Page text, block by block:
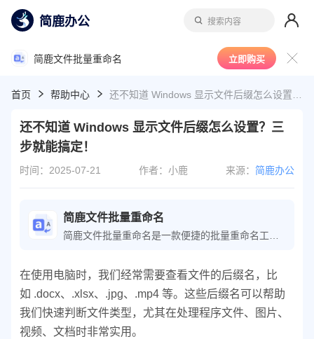
简鹿办公 搜索内容
简鹿文件批量重命名 立即购买
首页 帮助中心
还不知道 Windows 显示文件后缀怎么设置？三
步就能搞定！
时间：2025-07-21 作者：小鹿 来源： 简鹿办公
简鹿文件批量重命名
在使用电脑时，我们经常需要查看文件的后缀名，比
如 .docx、.xlsx、.jpg、.mp4 等。这些后缀名可以帮助
我们快速判断文件类型，尤其在处理程序文件、图片、
视频、文档时非常实用。